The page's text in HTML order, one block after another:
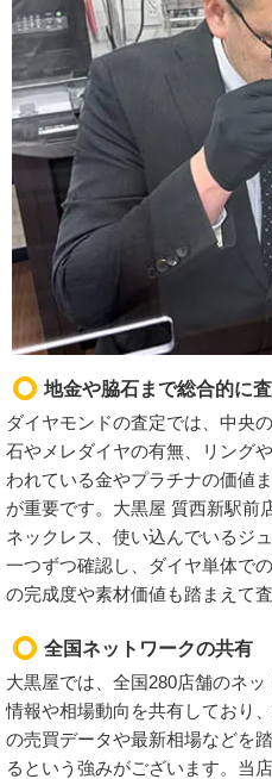
地金や脇石まで総合的に
ダイヤモンドの査定では、中央
石やメレダイヤの有無、リング
われている金やプラチナの価値
が重要です。大黒屋 質西新駅前
ネックレス、使い込んでいるジ
一つずつ確認し、ダイヤ単体で
の完成度や素材価値も踏まえて
全国ネットワークの共有
大黒屋では、全国280店舗のネ
情報や相場動向を共有しており
の売買データや最新相場などを
るという強みがございます。当